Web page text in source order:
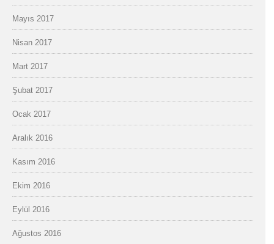
Mayıs 2017
Nisan 2017
Mart 2017
Şubat 2017
Ocak 2017
Aralık 2016
Kasım 2016
Ekim 2016
Eylül 2016
Ağustos 2016